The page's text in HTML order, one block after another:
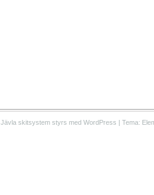
Jävla skitsystem styrs med WordPress | Tema: